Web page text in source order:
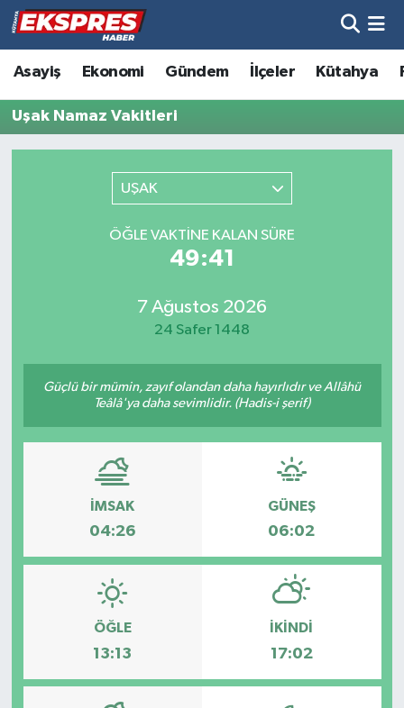
Asayiş Ekonomi Gündem İlçeler Kütahya
Uşak Namaz Vakitleri
UŞAK
ÖĞLE VAKTINE KALAN SÜRE
49:41
7 Ağustos 2026
24 Safer 1448
Güçlü bir mümin, zayıf olandan daha hayırlıdır ve Allâhü
Teâlâ'ya daha sevimlidir. (Hadis-i şerif)
İMSAK
04:26
GÜNEŞ
06:02
ÖĞLE
13:13
İKINDI
17:02
Altıntaş
Asayiş
Biyografiler
Çavdarhisar
Dumlupınar
Eğitim
Ekonomi
Foto Galeri
Hava Durumu
Trafik Durumu
Tüm Manşetler
Son Dakika Haberleri